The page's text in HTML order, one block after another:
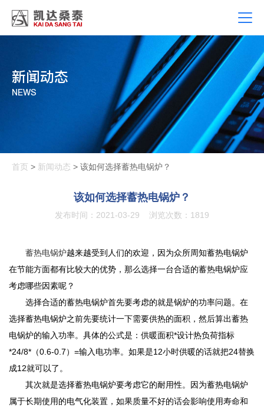
新闻动态
NEWS
首页 > 新闻动态 > 该如何选择蓄热电锅炉？
该如何选择蓄热电锅炉？
发布时间：2021-03-29 浏览次数：1819
蓄热电锅炉越来越受到人们的欢迎，因为众所周知蓄热电锅炉
在节能方面都有比较大的优势，那么选择一台合适的蓄热电锅炉应
考虑哪些因素呢？
选择合适的蓄热电锅炉首先要考虑的就是锅炉的功率问题。在
选择蓄热电锅炉之前先要统计一下需要供热的面积，然后算出蓄热
电锅炉的输入功率。具体的公式是：供暖面积*设计热负荷指标
*24/8*（0.6-0.7）=输入电功率。如果是12小时供暖的话就把24替换
成12就可以了。
其次就是选择蓄热电锅炉要考虑它的耐用性。因为蓄热电锅炉
属于长期使用的电气化装置，如果质量不好的话会影响使用寿命和